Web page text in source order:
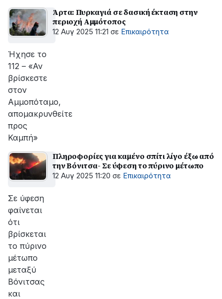
Άρτα: Πυρκαγιά σε δασική έκταση στην
περιοχή Αμμότοπος
12 Αυγ 2025 11:21 σε Επικαιρότητα
Ήχησε το
112 – «Αν
βρίσκεστε
στον
Αμμοπόταμο,
απομακρυνθείτε
προς
Καμπή»
Πληροφορίες για καμένο σπίτι λίγο έξω από
την Βόνιτσα- Σε ύφεση το πύρινο μέτωπο
12 Αυγ 2025 11:20 σε Επικαιρότητα
Σε ύφεση
φαίνεται
ότι
βρίσκεται
το πύρινο
μέτωπο
μεταξύ
Βόνιτσας
και